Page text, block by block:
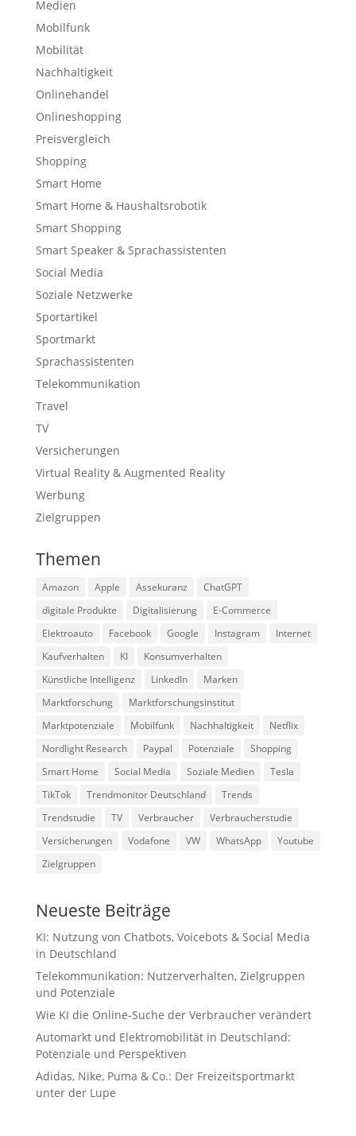
Medien
Mobilfunk
Mobilität
Nachhaltigkeit
Onlinehandel
Onlineshopping
Preisvergleich
Shopping
Smart Home
Smart Home & Haushaltsrobotik
Smart Shopping
Smart Speaker & Sprachassistenten
Social Media
Soziale Netzwerke
Sportartikel
Sportmarkt
Sprachassistenten
Telekommunikation
Travel
TV
Versicherungen
Virtual Reality & Augmented Reality
Werbung
Zielgruppen
Themen
Amazon Apple Assekuranz
ChatGPT
digitale Produkte
Digitalisierung
E-Commerce
Elektroauto
Facebook Google Instagram
Internet
Kaufverhalten
KI
Konsumverhalten
Künstliche Intelligenz
LinkedIn
Marken
Marktforschung
Marktforschungsinstitut
Marktpotenziale
Mobilfunk Nachhaltigkeit
Netflix
Nordlight Research
Paypal Potenziale
Shopping
Smart Home
Social Media Soziale Medien
Tesla
TikTok
Trendmonitor Deutschland
Trends
Trendstudie
TV Verbraucher
Verbraucherstudie
Versicherungen
Vodafone VW WhatsApp
Youtube
Zielgruppen
Neueste Beiträge
KI: Nutzung von Chatbots, Voicebots & Social Media
in Deutschland
Telekommunikation: Nutzerverhalten, Zielgruppen
und Potenziale
Wie KI die Online-Suche der Verbraucher verändert
Automarkt und Elektromobilität in Deutschland:
Potenziale und Perspektiven
Adidas, Nike, Puma & Co.: Der Freizeitsportmarkt
unter der Lupe